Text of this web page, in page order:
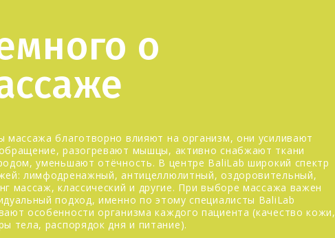
о
массажа благотворно влияют на организм, они усиливают
разогревают мышцы, активно снабжают ткани
уменьшают отёчность. В центре BaliLab широкий спектр
лимфодренажный, антицеллюлитный, оздоровительный,
массаж, классический и другие. При выборе массажа важен
подход, именно по этому специалисты BaliLab
особенности организма каждого пациента (качество кожи,
тела, распорядок дня и питание).